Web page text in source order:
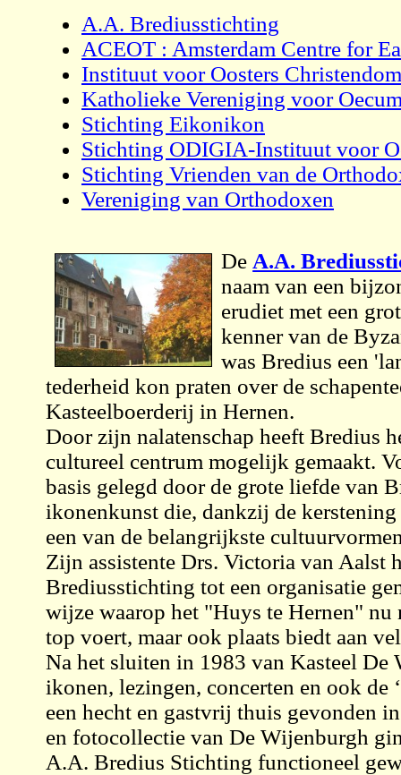
A.A. Brediusstichting
ACEOT : Amsterdam Centre for
Instituut voor Oosters Christendom
Katholieke Vereniging voor
Stichting Eikonikon
Stichting ODIGIA-Instituut voor
Stichting Vrienden van de
Vereniging van Orthodoxen
De A.A.
naam van een
erudiet met een
kenner van de
was Bredius een
tederheid kon praten over de
Kasteelboerderij in Hernen.
Door zijn nalatenschap heeft Bredius
cultureel centrum mogelijk gemaakt.
basis gelegd door de grote liefde van
ikonenkunst die, dankzij de
een van de belangrijkste
Zijn assistente Drs. Victoria van Aalst
Brediusstichting tot een organisatie
wijze waarop het "Huys te Hernen"
top voert, maar ook plaats biedt aan
Na het sluiten in 1983 van Kasteel
ikonen, lezingen, concerten en ook de
een hecht en gastvrij thuis gevonden
en fotocollectie van De Wijenburgh
A.A. Bredius Stichting functioneel